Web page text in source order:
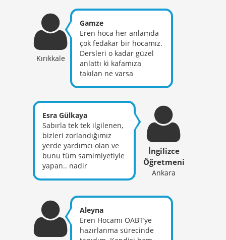
tüm tecrübelerinizle yol
gösterip desteğinizi asla
esirgemediniz iyi ki
varsınız inşallah sizin
gibi mesleğine aşık
öğretmen olacağım
bende
Kırıkkale
Gamze
Eren hoca her anlamda
çok fedakar bir hocamız.
Dersleri o kadar güzel
anlattı ki kafamıza
takılan ne varsa
ederim. Allah razı olsun
Esra Gülkaya
Sabırla tek tek ilgilenen,
bizleri zorlandığımız
yerde yardımcı olan ve
bunu tüm samimiyetiyle
yapan.. nadir
samimi bir öğretmenle
tanıştığım için çok
mutluyum. Dersler çok
verimli, notlar çok
faydalı.. bu yolu bilen
İngilizce
Öğretmeni
Ankara
Aleyna
Eren Hocamı ÖABT’ye
hazırlanma sürecinde